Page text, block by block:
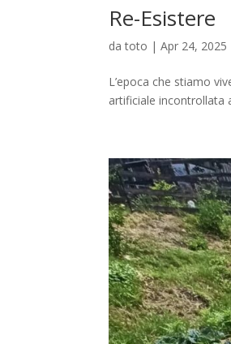
Re-Esistere
datoto |Apr 24, 2025
L’epoca che stiamo
artificiale incontrollata